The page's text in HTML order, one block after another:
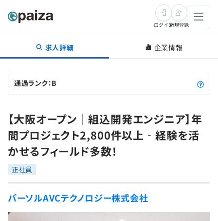
転職・キャリア
転職成功ガイド
転職エージェント
インタビュー
転職成功ガイド
新卒就活
求人検索
本選考
インターン
新卒エージェント
学習
問題集
4択課題
プログラミング言語
ゲーム・マンガ
Tech Team Journal
paizaとは？
ログイン新規登録
求人詳細 企業情報
通過ランク：B
【大阪オープン｜組込開発エンジニア】年
間プロジェクト2,800件以上‐経験を活
かせるフィールド多数！
正社員
パーソルAVCテクノロジー株式会社